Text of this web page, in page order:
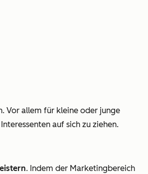
Vor allem für kleine oder junge
auf sich zu ziehen.
. Indem der Marketingbereich